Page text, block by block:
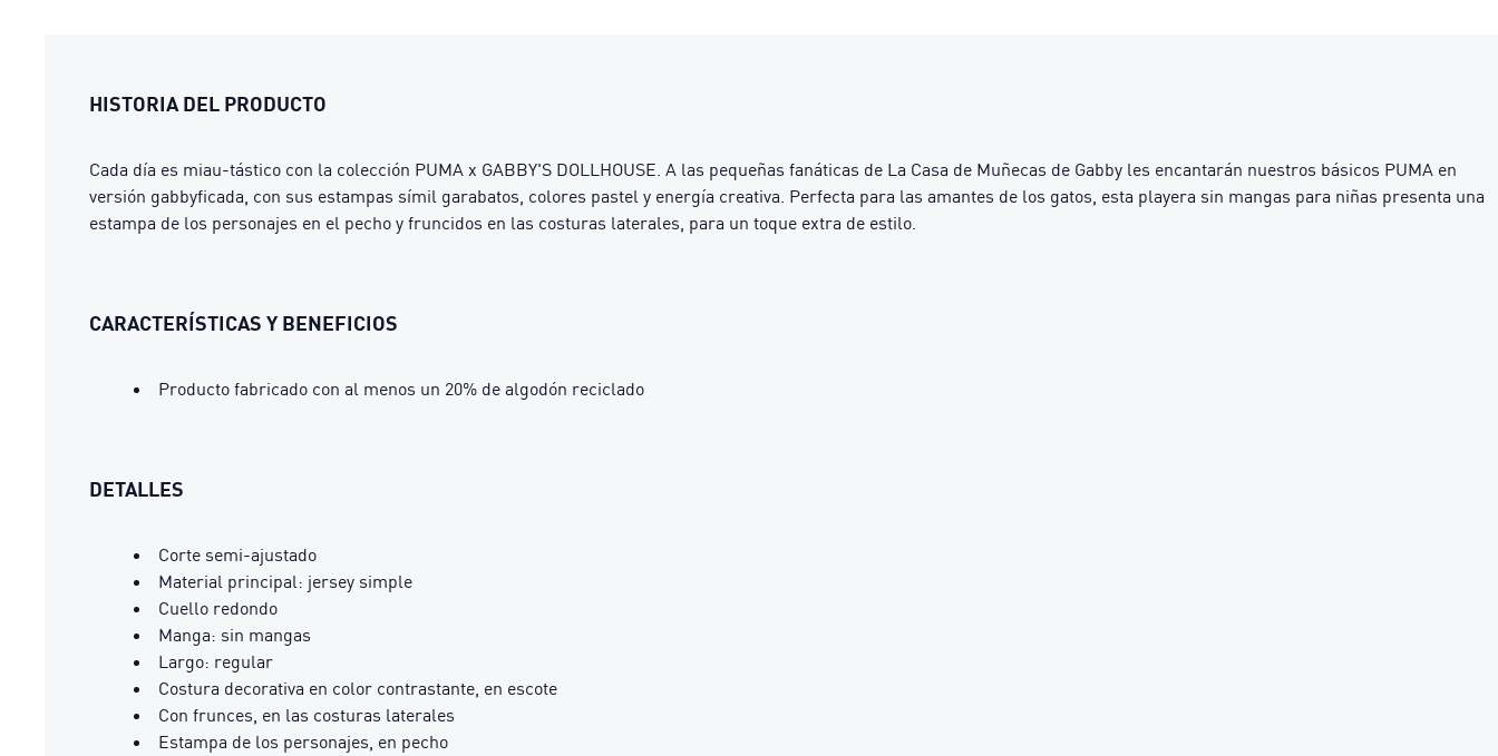
HISTORIA DEL PRODUCTO
Cada día es miau-tástico con la colección PUMA x GABBY'S DOLLHOUSE. A las pequeñas fanáticas de La Casa de Muñecas de Gabby les encantarán nuestros básicos PUMA en
versión gabbyficada, con sus estampas símil garabatos, colores pastel y energía creativa. Perfecta para las amantes de los gatos, esta playera sin mangas para niñas presenta una
estampa de los personajes en el pecho y fruncidos en las costuras laterales, para un toque extra de estilo.
CARACTERÍSTICAS Y BENEFICIOS
Producto fabricado con al menos un 20% de algodón reciclado
DETALLES
Corte semi-ajustado
Material principal: jersey simple
Cuello redondo
Manga: sin mangas
Largo: regular
Costura decorativa en color contrastante, en escote
Con frunces, en las costuras laterales
Estampa de los personajes, en pecho